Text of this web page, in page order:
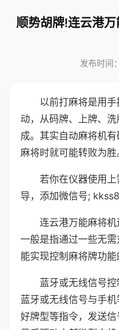
顺势胡牌!连云港
发布时间
以前打麻将是用
动，从码牌、上牌、
成。其实自动麻将机
麻将时就可能转败为胜
若你在仪器使用
导，添加微信号;
连云港万能麻将
一般是指通过一些无
能实现控制麻将牌功能
蓝牙或无线信号
蓝牙或无线信号与手
好牌型等指令，发送